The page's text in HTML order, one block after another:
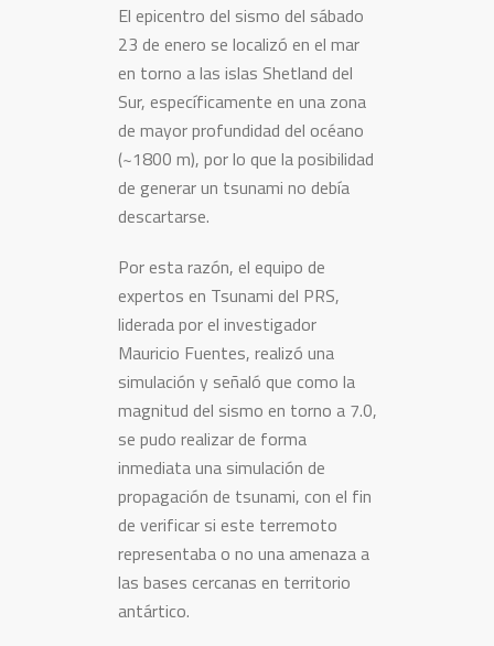
El epicentro del sismo del sábado
23 de enero se localizó en el mar
en torno a las islas Shetland del
Sur, específicamente en una zona
de mayor profundidad del océano
(~1800 m), por lo que la posibilidad
de generar un tsunami no debía
descartarse.
Por esta razón, el equipo de
expertos en Tsunami del PRS,
liderada por el investigador
Mauricio Fuentes, realizó una
simulación y señaló que como la
magnitud del sismo en torno a 7.0,
se pudo realizar de forma
inmediata una simulación de
propagación de tsunami, con el fin
de verificar si este terremoto
representaba o no una amenaza a
las bases cercanas en territorio
antártico.